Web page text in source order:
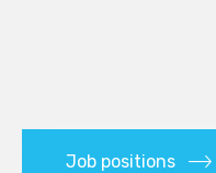
Job positions